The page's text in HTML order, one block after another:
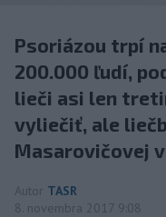
Psoriázou trpí
200.000 ľudí,
lieči asi len
vyliečiť, ale
Masarovičovej
Autor TASR
8. novembra 2017 9:08